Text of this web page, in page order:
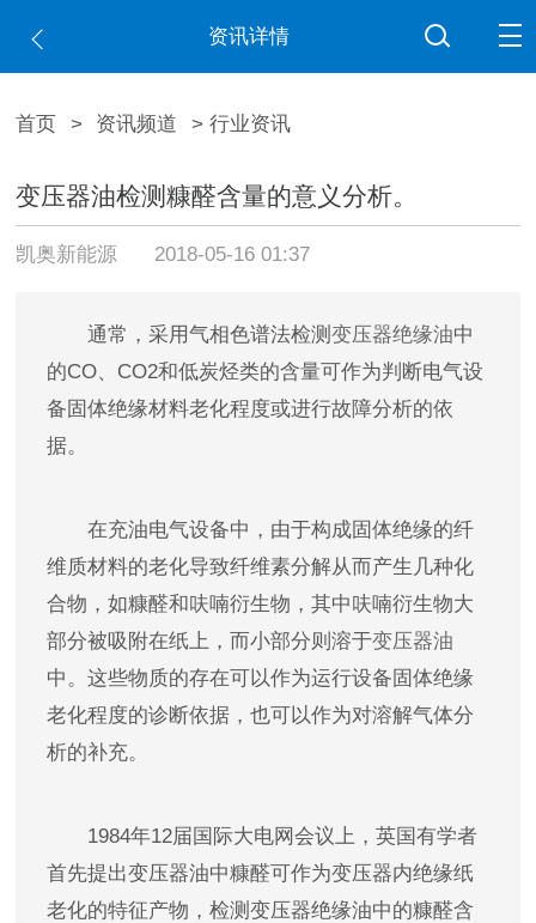
资讯详情
首页 > 资讯频道 > 行业资讯
变压器油检测糠醛含量的意义分析。
凯奥新能源 2018-05-16 01:37
通常，采用气相色谱法检测 变压器绝缘油中
的CO、CO2和低炭烃类的含量可作为判断电气设
备固体绝缘材料老化程度或进行故障分析的依
据。
在充油电气设备中，由于构成固体绝缘的纤
维质材料的老化导致纤维素分解从而产生几种化
合物，如糠醛和呋喃衍生物，其中呋喃衍生物大
部分被吸附在纸上，而小部分则溶于变压器油
中。这些物质的存在可以作为运行设备固体绝缘
老化程度的诊断依据，也可以作为对溶解气体分
析的补充。
1984年12届国际大电网会议上，英国有学者
首先提出变压器油中糠醛可作为变压器内绝缘纸
老化的特征产物，检测变压器绝缘油中的糠醛含